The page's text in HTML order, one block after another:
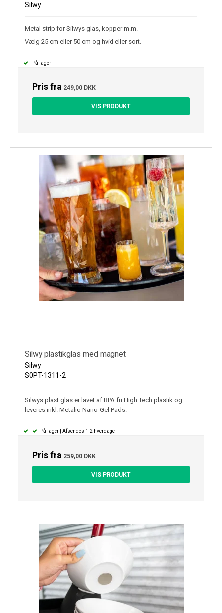
Silwy
Metal strip for Silwys glas, kopper m.m.
Vælg 25 cm eller 50 cm og hvid eller sort.
På lager
Pris fra 249,00 DKK
VIS PRODUKT
Silwy plastikglas med magnet
Silwy
S0PT-1311-2
Silwys plast glas er lavet af BPA fri High Tech plastik og
leveres inkl. Metalic-Nano-Gel-Pads.
På lager | Afsendes 1-2 hverdage
Pris fra 259,00 DKK
VIS PRODUKT